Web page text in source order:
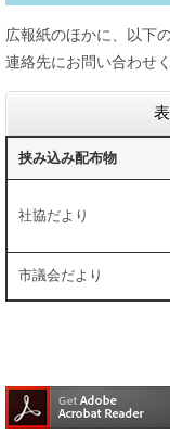
広報紙のほかに、以下
連絡先にお問い合わせく
挟み込み配布物
社協だより
市議会だより